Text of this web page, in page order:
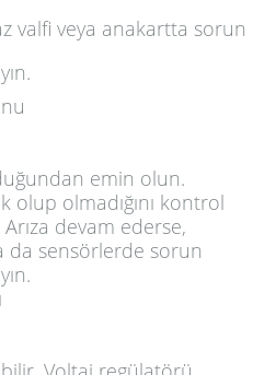
valfi veya anakartta sorun
emin olun.
olup olmadığını kontrol
devam ederse,
da sensörlerde sorun